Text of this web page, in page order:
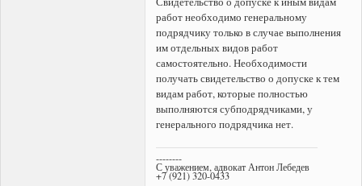
работ необходимо генеральному
подрядчику только в случае выполнения
им отдельных видов работ
самостоятельно. Необходимости
получать свидетельство о допуске к тем
видам работ, которые полностью
выполняются субподрядчиками, у
генерального подрядчика нет.
--------
С уважением, адвокат Антон Лебедев
+7 (921) 320-0433